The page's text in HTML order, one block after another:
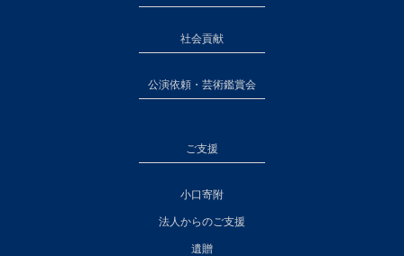
社会貢献
公演依頼・芸術鑑賞会
ご支援
小口寄附
法人からのご支援
遺贈